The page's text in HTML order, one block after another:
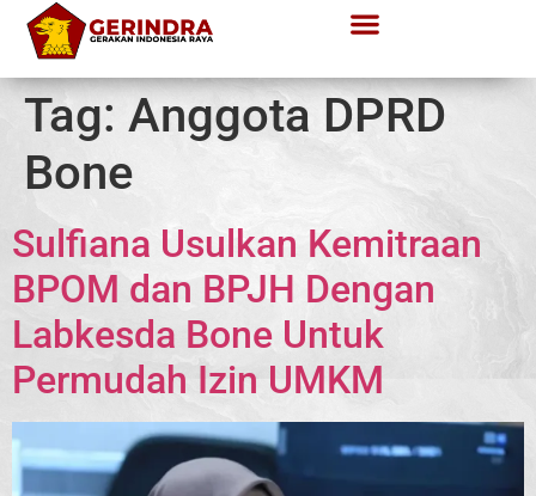
Tag: Anggota DPRD
Bone
Sulfiana Usulkan Kemitraan
BPOM dan BPJH Dengan
Labkesda Bone Untuk
Permudah Izin UMKM